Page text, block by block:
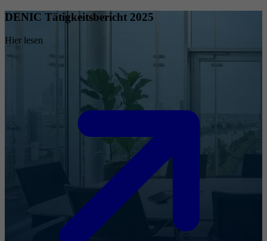
DENIC Tätigkeitsbericht 2025
Hier lesen